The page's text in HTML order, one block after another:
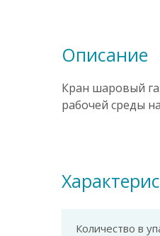
Описание
Кран шаровый
рабочей среды
Количество в